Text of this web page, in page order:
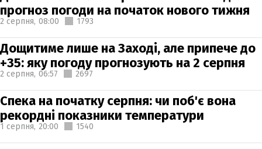
прогноз погоди на початок нового тижня
2 серпня, 08:00 1793
Дощитиме лише на Заході, але припече до
+35: яку погоду прогнозують на 2 серпня
2 серпня, 06:57 2697
Спека на початку серпня: чи поб'є вона
рекордні показники температури
1 серпня, 20:00 1540